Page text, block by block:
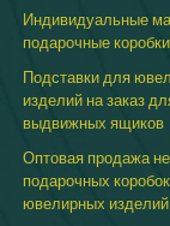
Индивидуальные
подарочные коробки
Подставки для
изделий на заказ
выдвижных ящиков
Оптовая продажа
подарочных
ювелирных изделий